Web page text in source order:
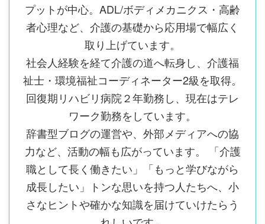
プットが中心。ADL/ボディメカニクス・高齢
者心理など、介護の基礎から応用場で幅広く
取り上げています。
社会人経験を経て介護の道へ転身し、介護福
祉士・環境福祉コーディネーター2級を取得。
回復期リハビリ病院２年勤務し、現在はテレ
ワーク勤務をしています。
辞書型ブログの運営や、外部メディアへの協
力など、活動の幅も広がっています。 「介護
職として長く働きたい」「もっと学びながら
成長したい」トンな思いを持つ人たちへ、小
さなヒントや確かな知識を届けていけたらう